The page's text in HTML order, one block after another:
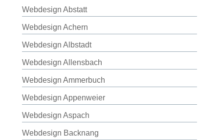
Webdesign Abstatt
Webdesign Achern
Webdesign Albstadt
Webdesign Allensbach
Webdesign Ammerbuch
Webdesign Appenweier
Webdesign Aspach
Webdesign Backnang